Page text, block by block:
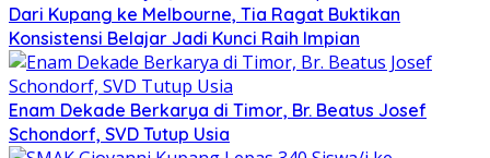
Dari Kupang ke Melbourne, Tia Ragat Buktikan
Konsistensi Belajar Jadi Kunci Raih Impian
Enam Dekade Berkarya di Timor, Br. Beatus Josef
Schondorf, SVD Tutup Usia